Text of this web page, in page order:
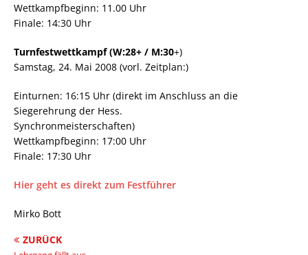
Wettkampfbeginn: 11.00 Uhr
Finale: 14:30 Uhr
Turnfestwettkampf (W:28+ / M:30+)
Samstag, 24. Mai 2008 (vorl. Zeitplan:)
Einturnen: 16:15 Uhr (direkt im Anschluss an die
Siegerehrung der Hess.
Synchronmeisterschaften)
Wettkampfbeginn: 17:00 Uhr
Finale: 17:30 Uhr
Hier geht es direkt zum Festführer
Mirko Bott
ZURÜCK